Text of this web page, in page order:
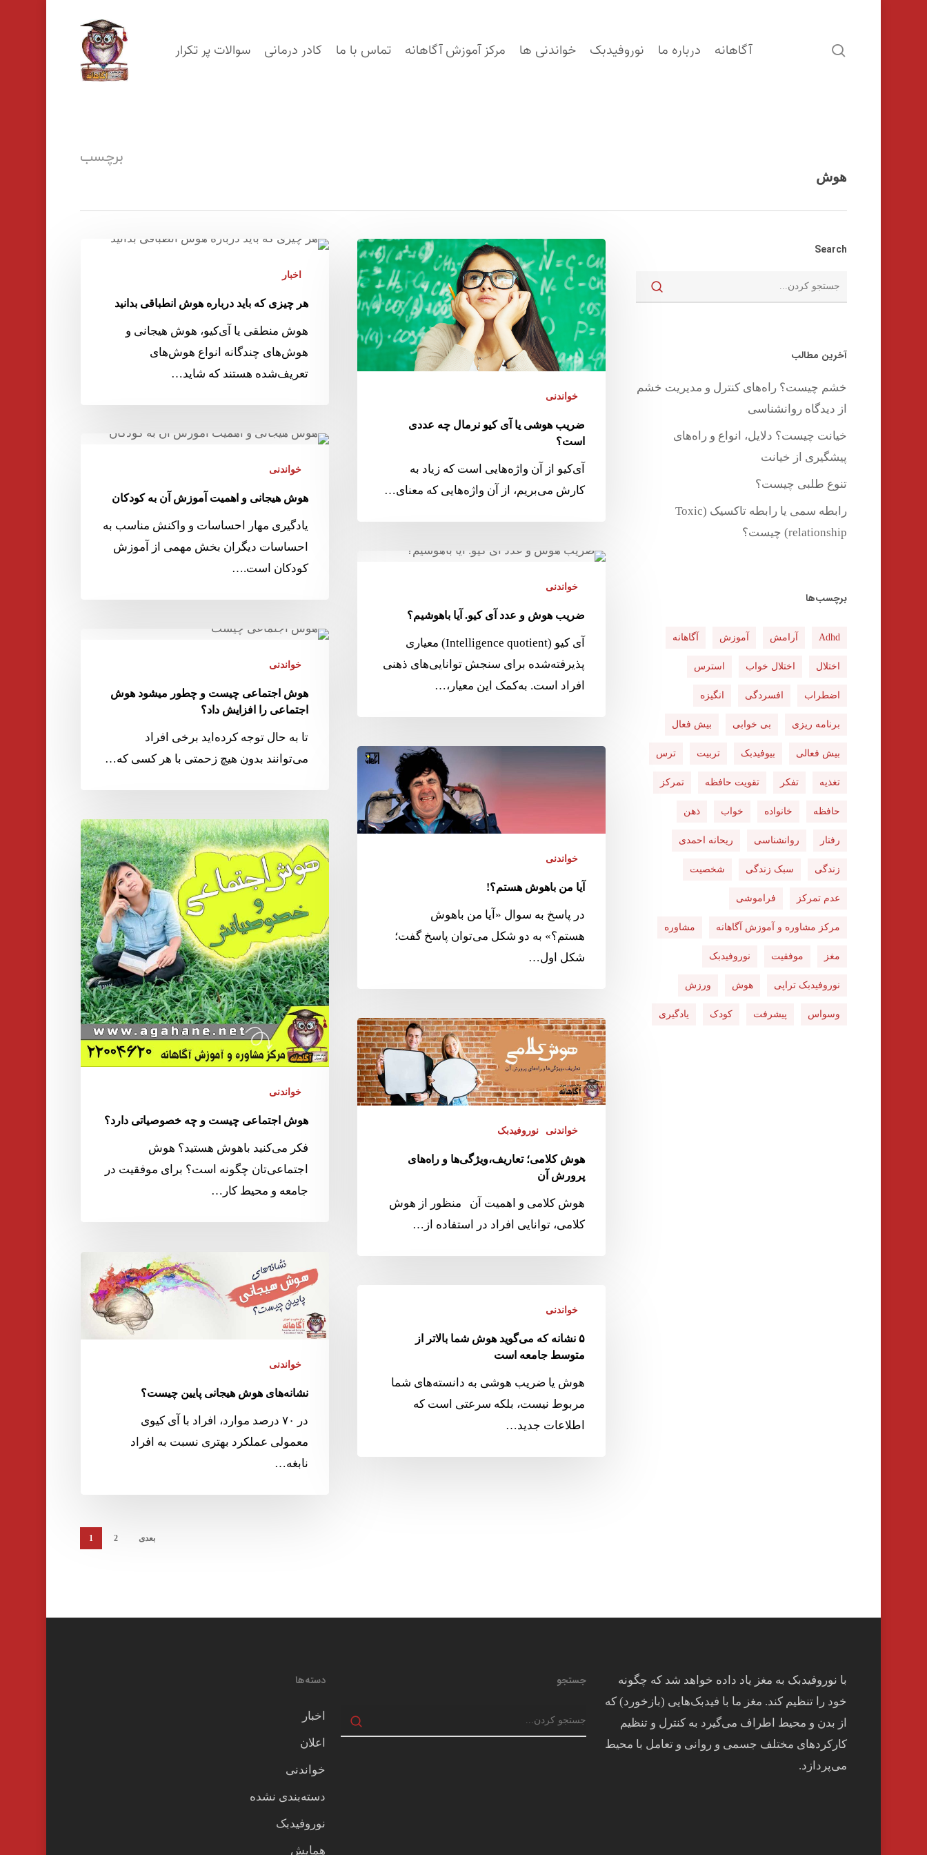
آگاهانه درباره ما نوروفیدبک خواندنی ها مرکز آموزش آگاهانه تماس با ما کادر درمانی سوالات پر تکرار search
برچسب
هوش
خواندنی
ضریب هوشی یا آی کیو نرمال چه عددی
است؟
آی‌کیو از آن واژه‌هایی است که زیاد به
کارش می‌بریم، از آن واژه‌هایی که معنای…
اخبار
هر چیزی که باید درباره هوش انطباقی بدانید
هوش منطقی یا آی‌کیو، هوش هیجانی و
هوش‌های چندگانه انواع هوش‌های
تعریف‌شده هستند که شاید…
خواندنی
هوش هیجانی و اهمیت آموزش آن به کودکان
یادگیری مهار احساسات و واکنش مناسب به
احساسات دیگران بخش مهمی از آموزش
کودکان است.…
خواندنی
ضریب هوش و عدد آی کیو. آیا باهوشیم؟
آی کیو (Intelligence quotient) معیاری
پذیرفته‌شده برای سنجش توانایی‌های ذهنی
افراد است. به‌کمک این معیار،…
خواندنی
هوش اجتماعی چیست و چطور میشود هوش
اجتماعی را افزایش داد؟
تا به حال توجه کرده‌اید برخی افراد
می‌توانند بدون هیچ زحمتی با هر کسی که…
خواندنی
آیا من باهوش هستم؟!
در پاسخ به سوال «آیا من باهوش
هستم؟» به دو شکل می‌توان پاسخ گفت؛
شکل اول…
خواندنی
هوش اجتماعی چیست و چه خصوصیاتی دارد؟
فکر می‌کنید باهوش هستید؟ هوش
اجتماعی‌تان چگونه است؟ برای موفقیت در
جامعه و محیط کار…
خواندنی نوروفیدبک
هوش کلامی؛ تعاریف،ویژگی‌ها و راه‌های
پرورش آن
هوش کلامی و اهمیت آن منظور از هوش
کلامی، توانایی افراد در استفاده از…
خواندنی
نشانه‌‌های هوش هیجانی پایین چیست؟
در ۷۰ درصد موارد، افراد با آی کیوی
معمولی عملکرد بهتری نسبت به افراد
نابغه…
خواندنی
۵ نشانه که می‌گوید هوش شما بالاتر از
متوسط جامعه است
هوش یا ضریب هوشی به دانسته‌های شما
مربوط نیست، بلکه سرعتی است که
اطلاعات جدید…
1 2 بعدی
Search
آخرین مطالب
خشم چیست؟ راه‌های کنترل و مدیریت خشم
از دیدگاه روانشناسی
خیانت چیست؟ دلایل، انواع و راه‌های
پیشگیری از خیانت
تنوع طلبی چیست؟
رابطه سمی یا رابطه تاکسیک (Toxic
relationship) چیست؟
برچسب‌ها
Adhd آرامش آموزش آگاهانه
اختلال اختلال خواب استرس
اضطراب افسردگی انگیزه
برنامه ریزی بی خوابی بیش فعال
بیش فعالی بیوفیدبک تربیت ترس
تغذیه تفکر تقویت حافظه تمرکز
حافظه خانواده خواب ذهن
رفتار روانشناسی ریحانه احمدی
زندگی سبک زندگی شخصیت
عدم تمرکز فراموشی
مرکز مشاوره و آموزش آگاهانه مشاوره
مغز موفقیت نوروفیدبک
نوروفیدبک تراپی هوش ورزش
وسواس پیشرفت کودک یادگیری
دسته‌ها
اخبار
اعلان
خواندنی
دسته‌بندی نشده
نوروفیدبک
همایش
جستجو
با نوروفیدبک به مغز ياد داده خواهد شد كه چگونه
خود را تنظيم كند. مغز ما با فيدبک‌هايی (بازخورد) که
از بدن و محيط اطراف می‌گيرد به کنترل و تنظيم
کارکردهای مختلف جسمی و روانی و تعامل با محيط
می‌پردازد.